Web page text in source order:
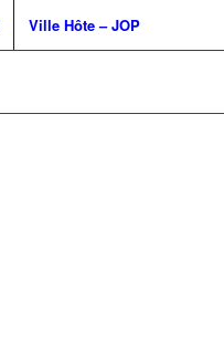
Ville Hôte – JOP